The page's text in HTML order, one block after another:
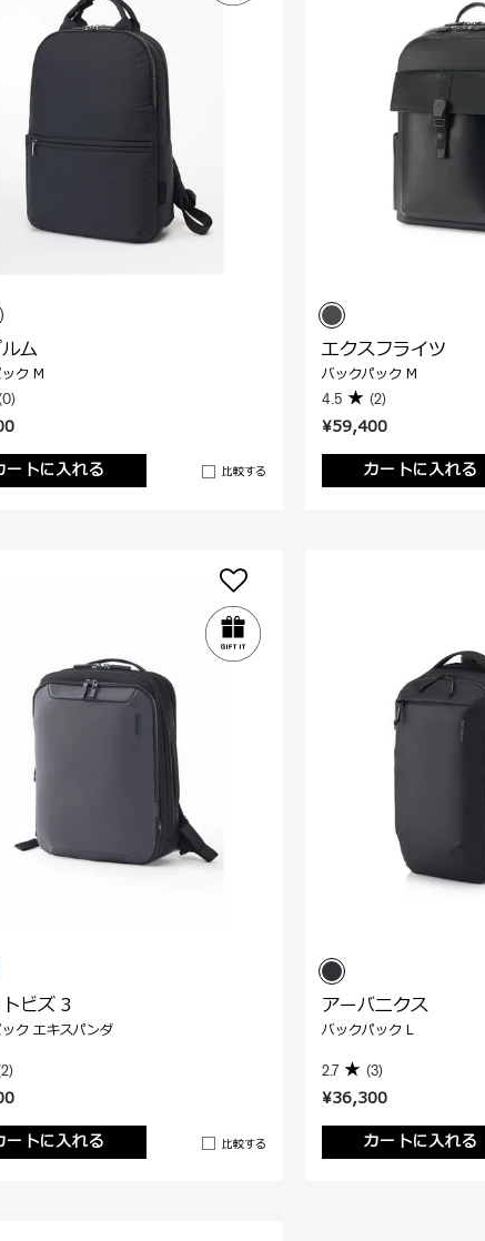
ートに入れる
比較する
ム
ク M
¥59,400
カートに入れる
エクスフライツ
バックパック M
4.5 (2)
ートに入れる
比較する
ビズ 3
ク エキスパンダ
¥36,300
カートに入れる
アーバニクス
バックパック L
2.7 (3)